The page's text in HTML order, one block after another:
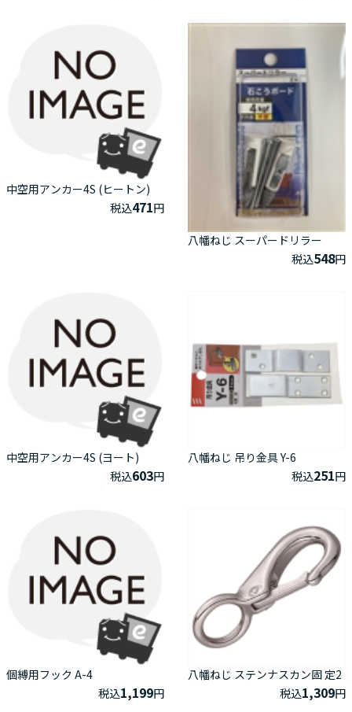
中空用アンカー4S (ヒートン)
税込471円
八幡ねじ スーパードリラー
税込548円
中空用アンカー4S (ヨート)
税込603円
八幡ねじ 吊り金具 Y-6
税込251円
個縛用フック A-4
税込1,199円
八幡ねじ ステンナスカン固 定2
税込1,309円